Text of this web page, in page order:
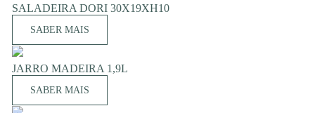
SALADEIRA DORI 30X19XH10
SABER MAIS
JARRO MADEIRA 1,9L
SABER MAIS